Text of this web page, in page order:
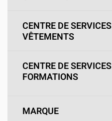
CENTRE DE SERVICES
VÊTEMENTS
CENTRE DE SERVICES
FORMATIONS
MARQUE